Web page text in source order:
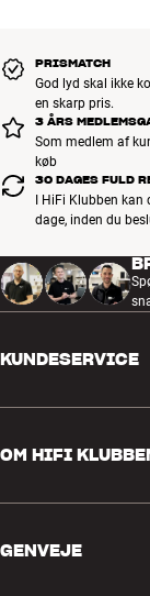
PRISMATCH
God lyd skal ikke
en skarp pris.
3 ÅRS
Som medlem af
køb
30 DAGES FULD
I HiFi Klubben
dage, inden du
KUNDESERVICE
Retur og reklamation
Fortryd ordre
OM HIFI
GENVEJE